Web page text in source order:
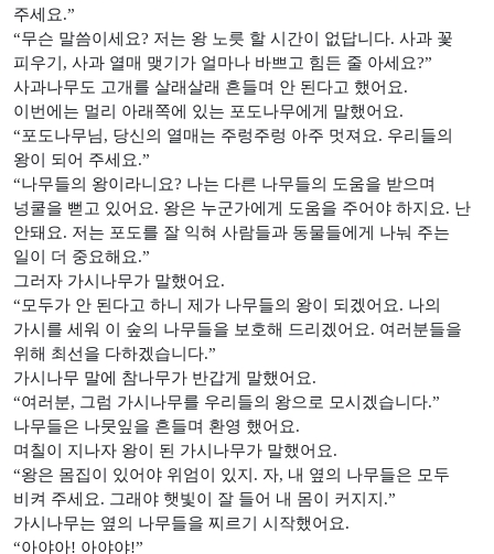
주세요.”
“무슨 말씀이세요? 저는 왕 노릇 할 시간이 없답니다. 사과 꽃
피우기, 사과 열매 맺기가 얼마나 바쁘고 힘든 줄 아세요?”
사과나무도 고개를 살래살래 흔들며 안 된다고 했어요.
이번에는 멀리 아래쪽에 있는 포도나무에게 말했어요.
“포도나무님, 당신의 열매는 주렁주렁 아주 멋져요. 우리들의
왕이 되어 주세요.”
“나무들의 왕이라니요? 나는 다른 나무들의 도움을 받으며
넝쿨을 뻗고 있어요. 왕은 누군가에게 도움을 주어야 하지요. 난
안돼요. 저는 포도를 잘 익혀 사람들과 동물들에게 나눠 주는
일이 더 중요해요.”
그러자 가시나무가 말했어요.
“모두가 안 된다고 하니 제가 나무들의 왕이 되겠어요. 나의
가시를 세워 이 숲의 나무들을 보호해 드리겠어요. 여러분들을
위해 최선을 다하겠습니다.”
가시나무 말에 참나무가 반갑게 말했어요.
“여러분, 그럼 가시나무를 우리들의 왕으로 모시겠습니다.”
나무들은 나뭇잎을 흔들며 환영 했어요.
며칠이 지나자 왕이 된 가시나무가 말했어요.
“왕은 몸집이 있어야 위엄이 있지. 자, 내 옆의 나무들은 모두
비켜 주세요. 그래야 햇빛이 잘 들어 내 몸이 커지지.”
가시나무는 옆의 나무들을 찌르기 시작했어요.
“아야아! 아야야!”